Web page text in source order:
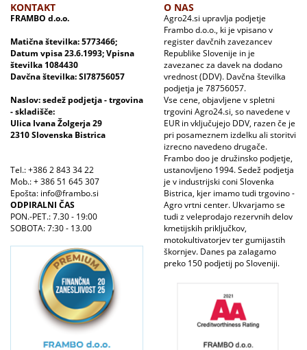
KONTAKT
FRAMBO d.o.o.
Matična številka: 5773466;
Datum vpisa 23.6.1993; Vpisna
številka 1084430
Davčna številka: SI78756057
Naslov: sedež podjetja - trgovina
- skladišče:
Ulica Ivana Žolgerja 29
2310 Slovenska Bistrica
Tel.: +386 2 843 34 22
Mob.: + 386 51 645 307
Epošta: info@frambo.si
ODPIRALNI ČAS
PON.-PET.: 7.30 - 19:00
SOBOTA: 7:30 - 13.00
O NAS
Agro24.si upravlja podjetje
Frambo d.o.o., ki je vpisano v
register davčnih zavezancev
Republike Slovenije in je
zavezanec za davek na dodano
vrednost (DDV). Davčna številka
podjetja je 78756057.
Vse cene, objavljene v spletni
trgovini Agro24.si, so navedene v
EUR in vključujejo DDV, razen če je
pri posameznem izdelku ali storitvi
izrecno navedeno drugače.
Frambo doo je družinsko podjetje,
ustanovljeno 1994. Sedež podjetja
je v industrijski coni Slovenka
Bistrica, kjer imamo tudi trgovino -
Agro vrtni center. Ukvarjamo se
tudi z veleprodajo rezervnih delov
kmetijskih priključkov,
motokultivatorjev ter gumijastih
škornjev. Danes pa zalagamo
preko 150 podjetij po Sloveniji.